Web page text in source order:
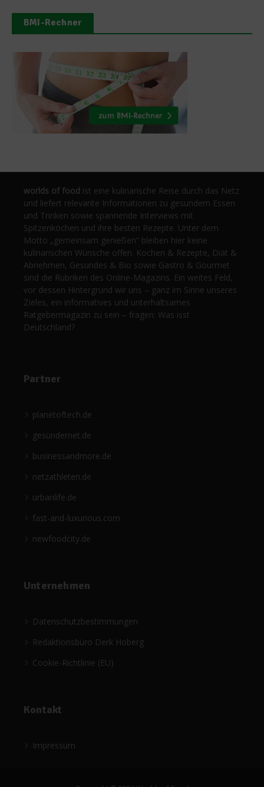
BMI-Rechner
worlds of food ist eine kulinarische Reise durch das Netz
und liefert relevante Informationen zu gesundem Essen
und Trinken sowie spannende Interviews mit
Spitzenköchen und ihre besten Rezepte. Unter dem
Motto „gemeinsam genießen“ bleiben hier keine
kulinarischen Wünsche offen. Kochen & Rezepte, Diät &
Abnehmen, Gesundes & Bio sowie Gastro & Gourmet
sind die Rubriken des Online-Magazins. Ein weites Feld,
vor dessen Hintergrund wir uns – ganz im Sinne unseres
Zieles, ein informatives und unterhaltsames
Ratgebermagazin zu sein – fragen: Was isst
Deutschland?
Partner
planetoftech.de
gesündernet.de
businessandmore.de
netzathleten.de
urbanlife.de
fast-and-luxurious.com
newfoodcity.de
Unternehmen
Datenschutzbestimmungen
Redaktionsbüro Derk Hoberg
Cookie-Richtlinie (EU)
Kontakt
Impressum